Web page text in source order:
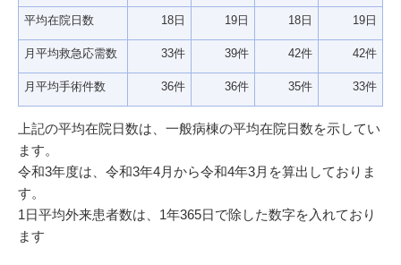
平均在院日数 18日 19日 18日 19日
月平均救急応需数 33件 39件 42件 42件
月平均手術件数 36件 36件 35件 33件
上記の平均在院日数は、一般病棟の平均在院日数を示してい
ます。
令和3年度は、令和3年4月から令和4年3月を算出しておりま
す。
1日平均外来患者数は、1年365日で除した数字を入れており
ます